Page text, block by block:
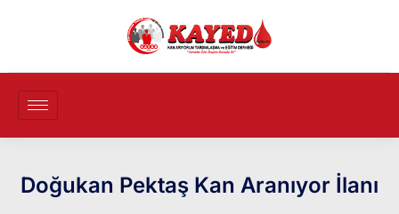
Doğukan Pektaş Kan Aranıyor İlanı